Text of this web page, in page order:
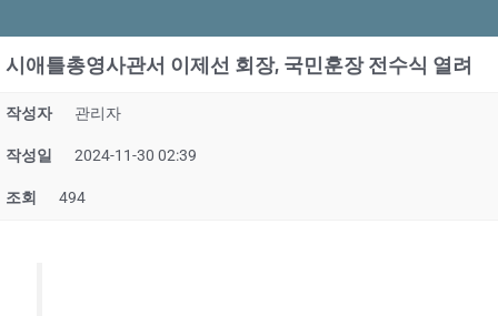
시애틀총영사관서 이제선 회장, 국민훈장 전수식 열려
작성자 관리자
작성일 2024-11-30 02:39
조회 494